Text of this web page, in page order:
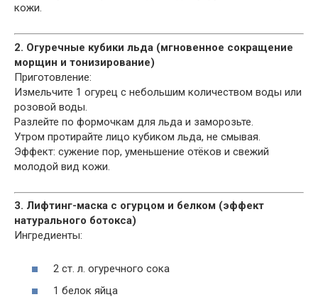
кожи.
2. Огуречные кубики льда (мгновенное сокращение
морщин и тонизирование)
Приготовление:
Измельчите 1 огурец с небольшим количеством воды или
розовой воды.
Разлейте по формочкам для льда и заморозьте.
Утром протирайте лицо кубиком льда, не смывая.
Эффект: сужение пор, уменьшение отёков и свежий
молодой вид кожи.
3. Лифтинг-маска с огурцом и белком (эффект
натурального ботокса)
Ингредиенты:
2 ст. л. огуречного сока
1 белок яйца